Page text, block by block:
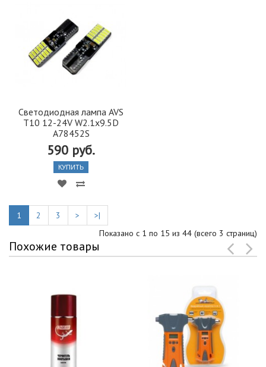
Светодиодная лампа AVS
T10 12-24V W2.1x9.5D
A78452S
590 руб.
КУПИТЬ
1 2 3 >
>|
Показано с 1 по 15 из 44 (всего 3 страниц)
Похожие товары